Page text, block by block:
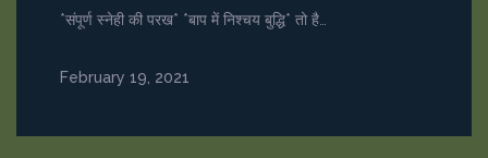
*संपूर्ण स्नेही की परख* *बाप में निश्चय बुद्धि* तो है…
February 19, 2021